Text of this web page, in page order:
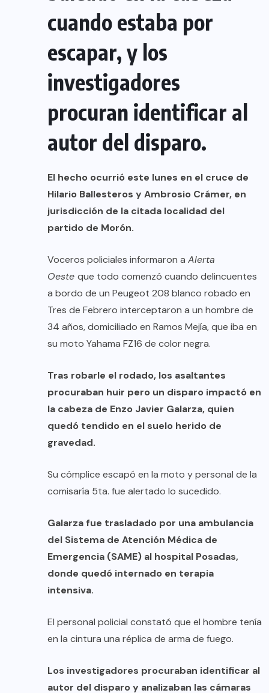
cuando estaba por
escapar, y los
investigadores
procuran identificar al
autor del disparo.
El hecho ocurrió este lunes en el cruce de
Hilario Ballesteros y Ambrosio Crámer, en
jurisdicción de la citada localidad del
partido de Morón.
Voceros policiales informaron a Alerta
Oeste que todo comenzó cuando delincuentes
a bordo de un Peugeot 208 blanco robado en
Tres de Febrero interceptaron a un hombre de
34 años, domiciliado en Ramos Mejía, que iba en
su moto Yahama FZ16 de color negra.
Tras robarle el rodado, los asaltantes
procuraban huir pero un disparo impactó en
la cabeza de Enzo Javier Galarza, quien
quedó tendido en el suelo herido de
gravedad.
Su cómplice escapó en la moto y personal de la
comisaría 5ta. fue alertado lo sucedido.
Galarza fue trasladado por una ambulancia
del Sistema de Atención Médica de
Emergencia (SAME) al hospital Posadas,
donde quedó internado en terapia
intensiva.
El personal policial constató que el hombre tenía
en la cintura una réplica de arma de fuego.
Los investigadores procuraban identificar al
autor del disparo y analizaban las cámaras